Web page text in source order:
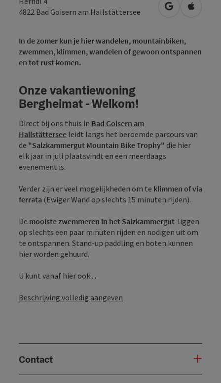
4822 Bad Goisern am Hallstättersee Openen in
In de zomer kun je hier wandelen, mountainbiken,
zwemmen, klimmen, wandelen of gewoon ontspannen
en tot rust komen.
Onze vakantiewoning
Bergheimat - Welkom!
Direct bij ons thuis in Bad Goisern am
Hallstättersee leidt langs het beroemde parcours van
de "Salzkammergut Mountain Bike Trophy" die hier
elk jaar in juli plaatsvindt en een meerdaags
evenement is.
Verder zijn er veel mogelijkheden om te klimmen of via
ferrata (Ewiger Wand op slechts 15 minuten rijden).
De mooiste zwemmeren in het Salzkammergut liggen
op slechts een paar minuten rijden en nodigen uit om
te ontspannen. Stand-up paddling en boten kunnen
hier worden gehuurd.
U kunt vanaf hier ook ...
Beschrijving volledig aangeven
Contact